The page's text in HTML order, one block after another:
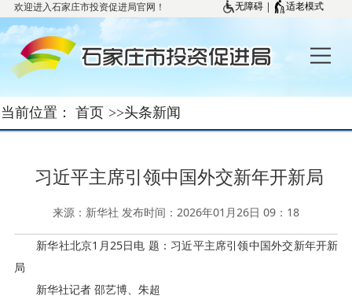
欢迎进入石家庄市投资促进局官网！ 无障碍| 适老模式
当前位置： 首页 >>头条新闻
习近平主席引领中国外交新年开新局
来源：新华社 发布时间：2026年01月26日 09：18
新华社北京1月25日电 题：习近平主席引领中国外交新年开新
局
新华社记者 邵艺博、朱超